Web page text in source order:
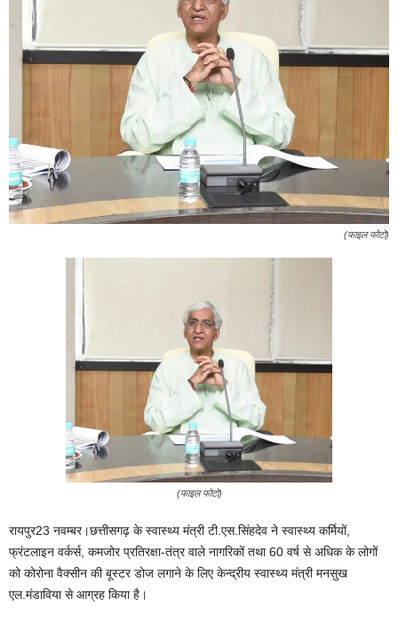
(फाइल फोटो)
(फाइल फोटो)
रायपुर23 नवम्बर।छत्तीसगढ़ के स्वास्थ्य मंत्री टी.एस.सिंहदेव ने स्वास्थ्य कर्मियों,
फ्रंटलाइन वर्कर्स, कमजोर प्रतिरक्षा-तंत्र वाले नागरिकों तथा 60 वर्ष से अधिक के लोगों
को कोरोना वैक्सीन की बूस्टर डोज लगाने के लिए केन्द्रीय स्वास्थ्य मंत्री मनसुख
एल.मंडाविया से आग्रह किया है।